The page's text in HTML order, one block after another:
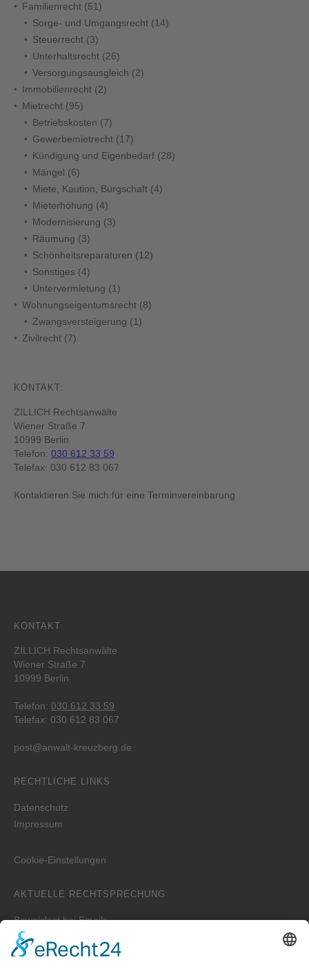
Familienrecht (51)
Sorge- und Umgangsrecht (14)
Steuerrecht (3)
Unterhaltsrecht (26)
Versorgungsausgleich (2)
Immobilienrecht (2)
Mietrecht (95)
Betriebskosten (7)
Gewerbemietrecht (17)
Kündigung und Eigenbedarf (28)
Mängel (6)
Miete, Kaution, Bürgschaft (4)
Mieterhöhung (4)
Modernisierung (3)
Räumung (3)
Schönheitsreparaturen (12)
Sonstiges (4)
Untervermietung (1)
Wohnungseigentumsrecht (8)
Zwangsversteigerung (1)
Zivilrecht (7)
KONTAKT:
ZILLICH Rechtsanwälte
Wiener Straße 7
10999 Berlin
Telefon: 030 612 33 59
Telefax: 030 612 83 067
Kontaktieren Sie mich für eine Terminvereinbarung
KONTAKT
ZILLICH Rechtsanwälte
Wiener Straße 7
10999 Berlin
Telefon: 030 612 33 59
Telefax: 030 612 83 067
post@anwalt-kreuzberg.de
RECHTLICHE LINKS
Datenschutz
Impressum
Cookie-Einstellungen
AKTUELLE RECHTSPRECHUNG
Beweislast bei Emails
Wer ist zuständig für die Erstellung der WEG-Jahresabrechnung
bei einem Verwalterwechsel zum Jahreswechsel?